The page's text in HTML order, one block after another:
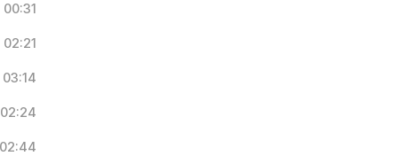
00:31
02:21
03:14
02:24
02:44